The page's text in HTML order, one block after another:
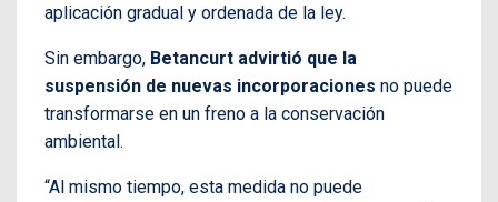
aplicación gradual y ordenada de la ley.
Sin embargo, Betancurt advirtió que la
suspensión de nuevas incorporaciones no puede
transformarse en un freno a la conservación
ambiental.
“Al mismo tiempo, esta medida no puede